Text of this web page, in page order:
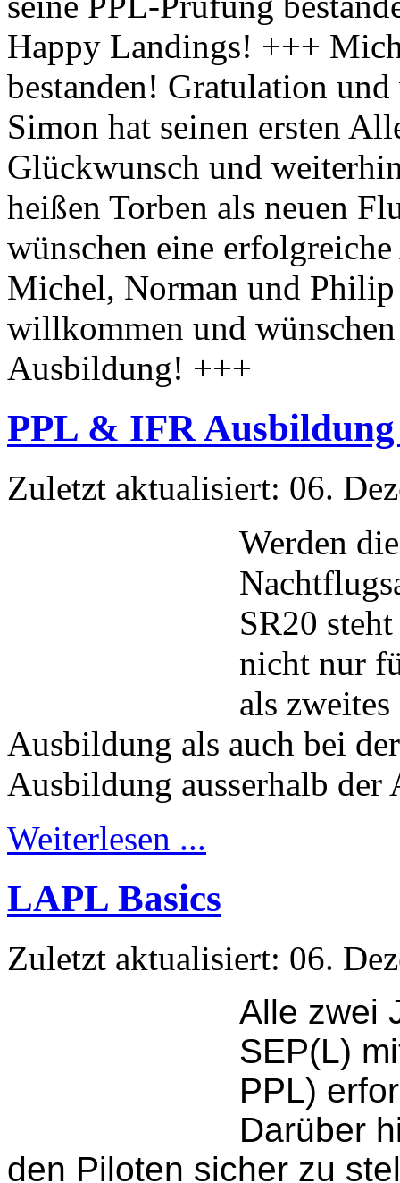
PPL & IFR
Zuletzt aktualisiert: 06.
Werden
SR20
nicht nur
als
Ausbildung als auch bei
Ausbildung ausserhalb der
Weiterlesen ...
LAPL Basics
Zuletzt aktualisiert: 06.
Alle zwei
SEP(L)
PPL)
Darüber
den Piloten sicher zu